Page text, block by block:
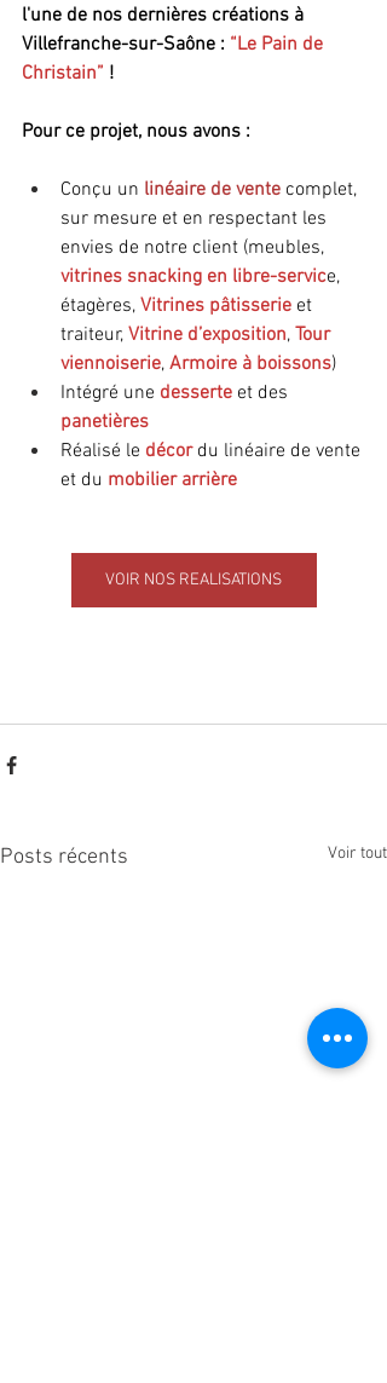
l'une de nos dernières créations à
Villefranche-sur-Saône : “Le Pain de
Christain” !
Pour ce projet, nous avons :
Conçu un linéaire de vente complet,
sur mesure et en respectant les
envies de notre client (meubles,
vitrines snacking en libre-service,
étagères, Vitrines pâtisserie et
traiteur, Vitrine d’exposition, Tour
viennoiserie, Armoire à boissons)
Intégré une desserte et des
panetières
Réalisé le décor du linéaire de vente
et du mobilier arrière
VOIR NOS REALISATIONS
Posts récents Voir tout